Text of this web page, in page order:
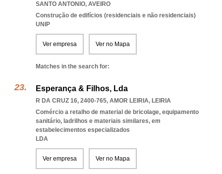
SANTO ANTONIO, AVEIRO
Construção de edifícios (residenciais e não residenciais)
UNIP
Ver empresa Ver no Mapa
Matches in the search for:
Esperança & Filhos, Lda
R DA CRUZ 16, 2400-765, AMOR LEIRIA, LEIRIA
Comércio a retalho de material de bricolage, equipamento
sanitário, ladrilhos e materiais similares, em
estabelecimentos especializados
LDA
Ver empresa Ver no Mapa